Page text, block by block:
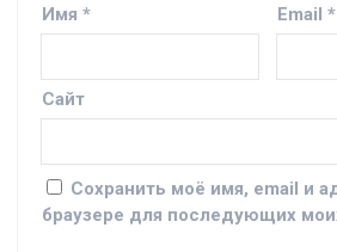
Имя * Email *
Сайт
Сохранить моё имя, email и
браузере для последующих